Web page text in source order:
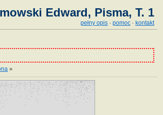
Edward, Pisma, T. 1
pełny opis · pomoc · kontakt
»